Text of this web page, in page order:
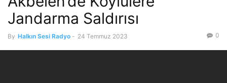
Jandarma Saldırısı
By Halkın Sesi Radyo - 24 Temmuz 2023 0